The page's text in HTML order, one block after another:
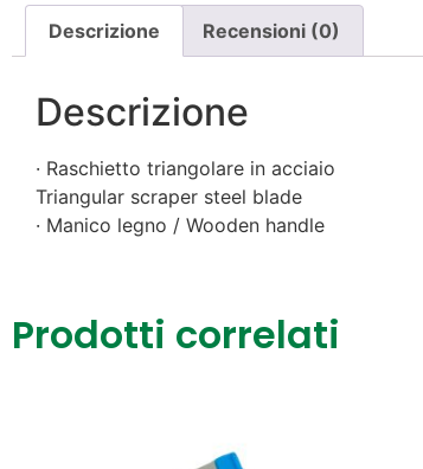
Descrizione Recensioni (0)
Descrizione
· Raschietto triangolare in acciaio
Triangular scraper steel blade
· Manico legno / Wooden handle
Prodotti correlati